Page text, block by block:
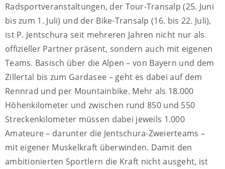
Radsportveranstaltungen, der Tour-Transalp (25. Juni
bis zum 1. Juli) und der Bike-Transalp (16. bis 22. Juli),
ist P. Jentschura seit mehreren Jahren nicht nur als
offizieller Partner präsent, sondern auch mit eigenen
Teams. Basisch über die Alpen – von Bayern und dem
Zillertal bis zum Gardasee – geht es dabei auf dem
Rennrad und per Mountainbike. Mehr als 18.000
Höhenkilometer und zwischen rund 850 und 550
Streckenkilometer müssen dabei jeweils 1.000
Amateure – darunter die Jentschura-Zweierteams –
mit eigener Muskelkraft überwinden. Damit den
ambitionierten Sportlern die Kraft nicht ausgeht, ist